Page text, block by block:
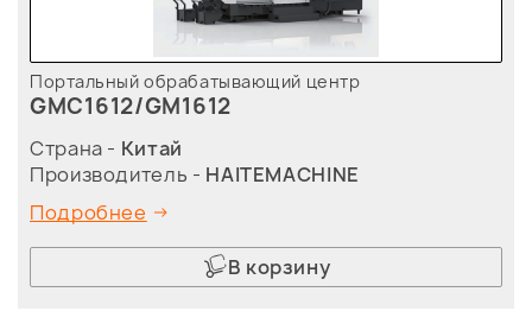
Портальный обрабатывающий центр
GMC1612/GM1612
Страна - Китай
Производитель - HAITEMACHINE
Подробнее
В корзину